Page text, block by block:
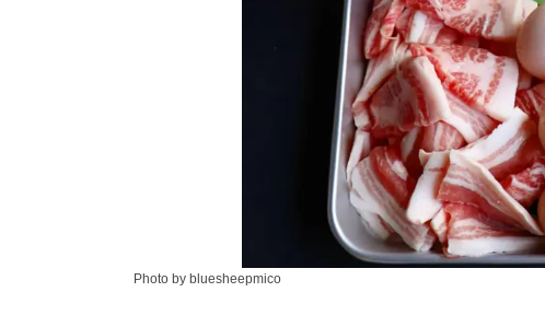
Photo by bluesheepmico